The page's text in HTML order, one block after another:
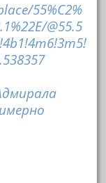
55%C2%
@55.5